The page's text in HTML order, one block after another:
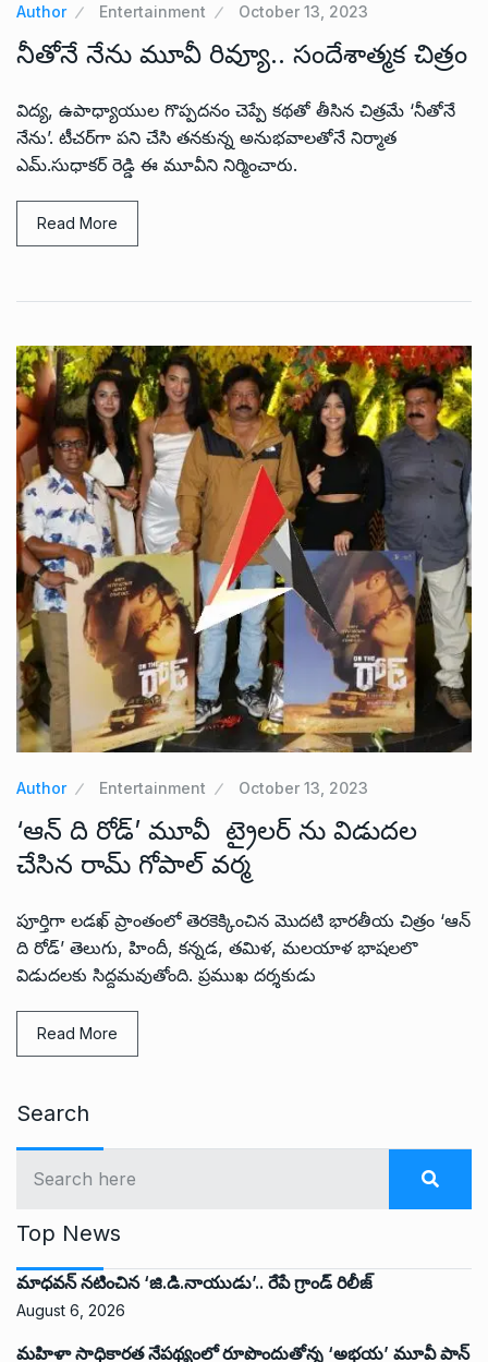
Author Entertainment October 13, 2023
నీతోనే నేను మూవీ రివ్యూ.. సందేశాత్మక చిత్రం
విద్య, ఉపాధ్యాయుల గొప్పదనం చెప్పే కథతో తీసిన చిత్రమే ‘నీతోనే
నేను’. టీచ‌ర్‌గా ప‌ని చేసి తనకున్న అనుభవాలతోనే నిర్మాత
ఎమ్‌.సుధాక‌ర్ రెడ్డి ఈ మూవీని నిర్మించారు.
Read More
Author Entertainment October 13, 2023
‘ఆన్ ది రోడ్’ మూవీ ట్రైలర్ ను విడుదల
చేసిన రామ్ గోపాల్ వర్మ
పూర్తిగా లడఖ్ ప్రాంతంలో తెరకెక్కించిన మొదటి భారతీయ చిత్రం ‘ఆన్
ది రోడ్’ తెలుగు, హిందీ, కన్నడ, తమిళ, మలయాళ భాషలలొ
విడుదలకు సిద్దమవుతోంది. ప్రముఖ దర్శకుడు
Read More
Search
Top News
మాధవన్ నటించిన ‘జి.డి.నాయుడు’.. రేపే గ్రాండ్ రిలీజ్
August 6, 2026
మహిళా సాధికారత నేపథ్యంలో రూపొందుతోన్న ‘అభ‌య‌’ మూవీ పాన్